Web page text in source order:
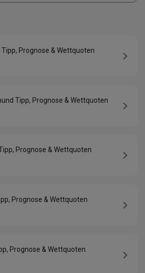
Prognose & Wettquoten
Tipp, Prognose & Wettquoten
Prognose & Wettquoten
Prognose & Wettquoten
Prognose & Wettquoten